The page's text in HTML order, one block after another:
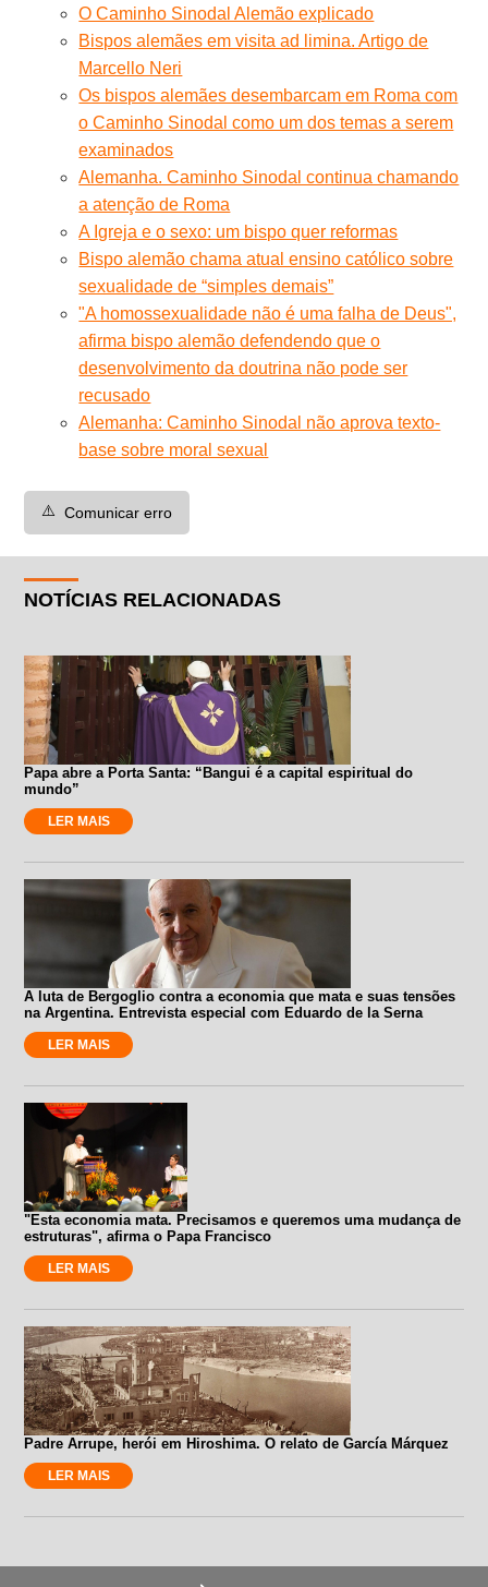
O Caminho Sinodal Alemão explicado
Bispos alemães em visita ad limina. Artigo de
Marcello Neri
Os bispos alemães desembarcam em Roma com
o Caminho Sinodal como um dos temas a serem
examinados
Alemanha. Caminho Sinodal continua chamando
a atenção de Roma
A Igreja e o sexo: um bispo quer reformas
Bispo alemão chama atual ensino católico sobre
sexualidade de “simples demais”
"A homossexualidade não é uma falha de Deus",
afirma bispo alemão defendendo que o
desenvolvimento da doutrina não pode ser
recusado
Alemanha: Caminho Sinodal não aprova texto-
base sobre moral sexual
⚠️ Comunicar erro
NOTÍCIAS RELACIONADAS
Papa abre a Porta Santa: “Bangui é a capital espiritual do
mundo”
LER MAIS
A luta de Bergoglio contra a economia que mata e suas tensões
na Argentina. Entrevista especial com Eduardo de la Serna
LER MAIS
"Esta economia mata. Precisamos e queremos uma mudança de
estruturas", afirma o Papa Francisco
LER MAIS
Padre Arrupe, herói em Hiroshima. O relato de García Márquez
LER MAIS